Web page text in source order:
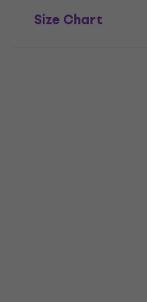
Size Chart